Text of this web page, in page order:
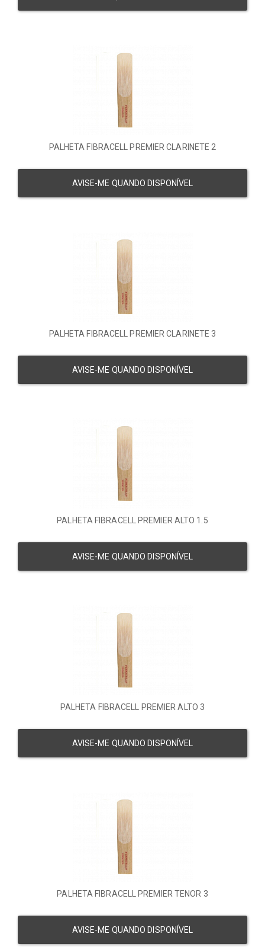
PALHETA FIBRACELL PREMIER CLARINETE 2
AVISE-ME QUANDO DISPONÍVEL
PALHETA FIBRACELL PREMIER CLARINETE 3
AVISE-ME QUANDO DISPONÍVEL
PALHETA FIBRACELL PREMIER ALTO 1.5
AVISE-ME QUANDO DISPONÍVEL
PALHETA FIBRACELL PREMIER ALTO 3
AVISE-ME QUANDO DISPONÍVEL
PALHETA FIBRACELL PREMIER TENOR 3
AVISE-ME QUANDO DISPONÍVEL